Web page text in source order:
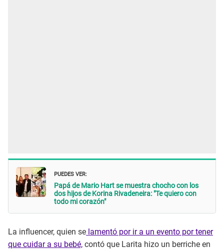
PUEDES VER:
Papá de Mario Hart se muestra chocho con los
dos hijos de Korina Rivadeneira: "Te quiero con
todo mi corazón"
La influencer, quien se lamentó por ir a un evento por tener
que cuidar a su bebé, contó que Larita hizo un berriche en